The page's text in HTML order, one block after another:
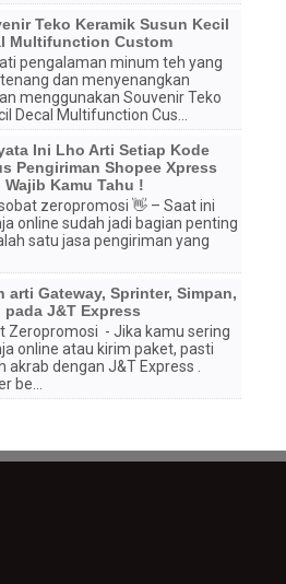
Teko Keramik Susun Kecil
Multifunction Custom
pengalaman minum teh yang
tenang dan menyenangkan
menggunakan Souvenir Teko
Decal Multifunction Cus...
Ini Lho Arti Setiap Kode
Pengiriman Shopee Xpress
Wajib Kamu Tahu !
zeropromosi 👋 – Saat ini
online sudah jadi bagian penting
satu jasa pengiriman yang
arti Gateway, Sprinter, Simpan,
pada J&T Express
Zeropromosi - Jika kamu sering
online atau kirim paket, pasti
akrab dengan J&T Express .
be...